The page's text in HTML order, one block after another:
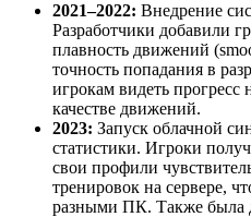
2021–2022: Внедрение
Разработчики добавили
плавность движений
точность попадания в
игрокам видеть прогресс
качестве движений.
2023: Запуск облачной
статистики. Игроки
свои профили
тренировок на сервере,
разными ПК. Также была